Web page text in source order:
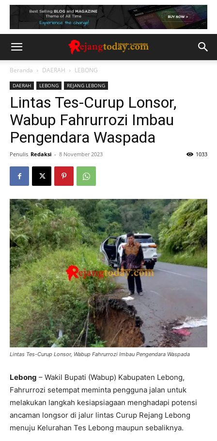
Beranda DAERAH LEBONG
DAERAH LEBONG REJANG LEBONG
Lintas Tes-Curup Lonsor,
Wabup Fahrurrozi Imbau
Pengendara Waspada
Penulis Redaksi - 8 November 2023 1033
Lintas Tes-Curup Lonsor, Wabup Fahrurrozi Imbau Pengendara Waspada
Lebong – Wakil Bupati (Wabup) Kabupaten Lebong,
Fahrurrozi setempat meminta pengguna jalan untuk
melakukan langkah kesiapsiagaan menghadapi potensi
ancaman longsor di jalur lintas Curup Rejang Lebong
menuju Kelurahan Tes Lebong maupun sebaliknya.